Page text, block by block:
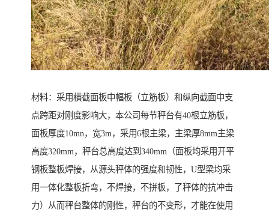
材料：采用横截面板中幅板（立筋板）和纵向截面中支
点跨距对刚度影响大，本公司每节秤台有40根立筋板，
面板厚度10mn，宽3m，采用6根主梁，主梁厚8mm主梁
高度320mm，秤台总高度达到340mm（面板均采用开平
钢板整板焊接，从源头秤体的强度和韧性，U型梁均采
用一体化整板折弯，不焊接，不拼板，了秤体的抗冲击
力）从而秤台整体的刚性，秤台的不变形，才能在使用